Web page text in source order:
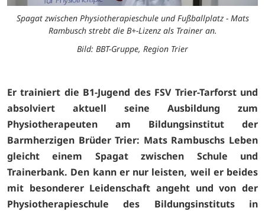
Spagat zwischen Physiotherapieschule und Fußballplatz - Mats
Rambusch strebt die B+-Lizenz als Trainer an.
Bild: BBT-Gruppe, Region Trier
Er trainiert die B1-Jugend des FSV Trier-Tarforst und
absolviert aktuell seine Ausbildung zum
Physiotherapeuten am Bildungsinstitut der
Barmherzigen Brüder Trier: Mats Rambuschs Leben
gleicht einem Spagat zwischen Schule und
Trainerbank. Den kann er nur leisten, weil er beides
mit besonderer Leidenschaft angeht und von der
Physiotherapieschule des Bildungsinstituts in